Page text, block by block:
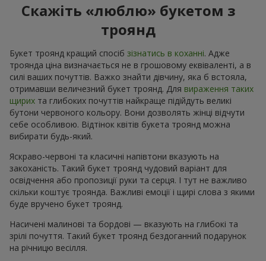
Скажіть «люблю» букетом з
троянд
Букет троянд кращий спосіб зізнатись в коханні. Адже
троянда ціна визначається не в грошовому еквіваленті, а в
силі ваших почуттів. Важко знайти дівчину, яка б встояла,
отримавши величезний букет троянд. Для вираження таких
щирих та глибоких почуттів найкраще підійдуть великі
бутони червоного кольору. Вони дозволять жінці відчути
себе особливою. Відтінок квітів букета троянд можна
вибирати будь-який.
Яскраво-червоні та класичні напівтони вказують на
закоханість. Такий букет троянд чудовий варіант для
освідчення або пропозиції руки та серця. І тут не важливо
скільки коштує троянда. Важливі емоції і щирі слова з якими
буде вручено букет троянд.
Насичені малинові та бордові — вказують на глибокі та
зрілі почуття. Такий букет троянд бездоганний подарунок
на річницю весілля.